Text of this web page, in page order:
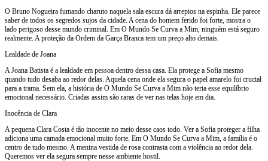
O Bruno Nogueira fumando charuto naquela sala escura dá arrepios na espinha. Ele parece
saber de todos os segredos sujos da cidade. A cena do homem ferido foi forte, mostra o
lado perigoso desse mundo criminal. Em O Mundo Se Curva a Mim, ninguém está seguro
realmente. A proteção da Ordem da Garça Branca tem um preço alto demais.
Lealdade de Joana
A Joana Batista é a lealdade em pessoa dentro dessa casa. Ela protege a Sofia mesmo
quando tudo desaba ao redor delas. Aquela cena onde ela segura o papel amarelo foi crucial
para a trama. Sem ela, a história de O Mundo Se Curva a Mim não teria esse equilíbrio
emocional necessário. Criadas assim são raras de ver nas telas hoje em dia.
Inocência de Clara
A pequena Clara Costa é tão inocente no meio desse caos todo. Ver a Sofia proteger a filha
adiciona uma camada emocional muito forte. Em O Mundo Se Curva a Mim, a família é o
centro de tudo mesmo. A menina vestida de rosa contrasta com a violência ao redor dela.
Queremos ver ela segura sempre nesse ambiente hostil.